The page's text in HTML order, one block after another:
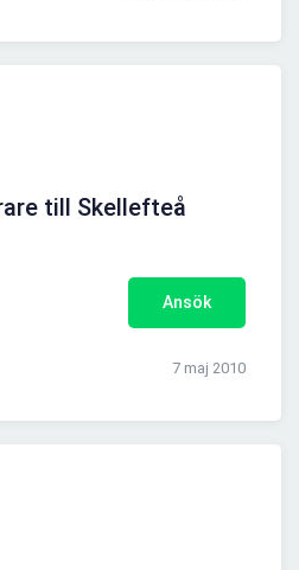
till Skellefteå
Ansök
7 maj 2010